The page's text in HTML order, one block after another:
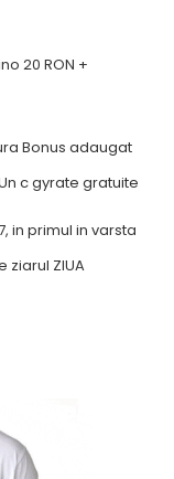
20 RON +
Bonus adaugat
c gyrate gratuite
in primul in varsta
ziarul ZIUA